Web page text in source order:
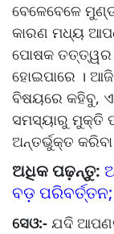
ବେଳେବେଳେ
କାରଣ ମଧ୍ୟ
ପୋଷକ ତତ୍ତ୍ୱର
ହୋଇପାରେ ।
ବିଷୟରେ କହିବୁ,
ସମସ୍ୟାରୁ ମୁକ୍ତି
ଅନ୍ତର୍ଭୁକ୍ତ
ଅଧିକ ପଢ଼ନ୍ତୁ:
ବଡ଼
ସେଓ:- ଯଦି